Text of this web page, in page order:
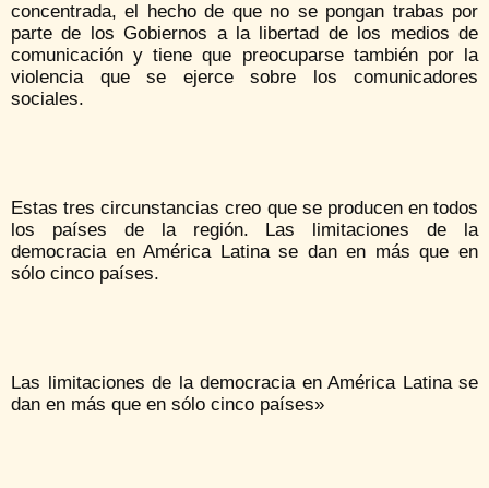
concentrada, el hecho de que no se pongan trabas por
parte de los Gobiernos a la libertad de los medios de
comunicación y tiene que preocuparse también por la
violencia que se ejerce sobre los comunicadores
sociales.
Estas tres circunstancias creo que se producen en todos
los países de la región. Las limitaciones de la
democracia en América Latina se dan en más que en
sólo cinco países.
Las limitaciones de la democracia en América Latina se
dan en más que en sólo cinco países»